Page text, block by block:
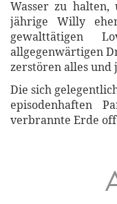
Wasser zu
jährige Willy
gewalttätigen
allgegenwärtigen
zerstören alles und
Die sich
episodenhaften
verbrannte Erde